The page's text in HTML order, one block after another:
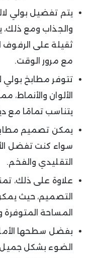
يتم تفضيل بولي
والجذاب ومع ذلك،
ثقيلة على الرفوف
مع مرور الوقت.
تتوفر مطابخ
الألوان والأنماط،
يتناسب تمامًا مع
يمكن تصميم
سواء كنت تفضل
التقليدي والفخم.
علاوة على ذلك،
التصميم، حيث
المساحة المتوفرة
بفضل سطحها
الضوء بشكل